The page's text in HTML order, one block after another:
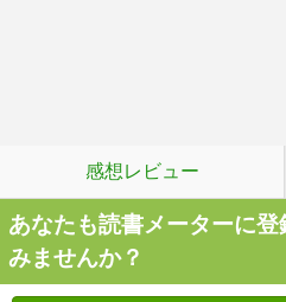
感想レビュー
あなたも読書メーターに
みませんか？